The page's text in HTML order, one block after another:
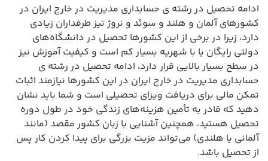
ادامه تحصیل در رشته ی حسابداری مدیریت در خارج ایران در
کشورهای آلمان و هلند و سوئد و نروژ نیز طرفداران زیادی
دارد، زیرا در برخی از این کشورها تحصیل در دانشگاه‌های
دولتی رایگان یا با شهریه بسیار کم است و کیفیت آموزش نیز
در سطح بسیار بالایی قرار دارد، ادامه تحصیل در رشته ی
حسابداری مدیریت در خارج ایران در این کشورها نیازمند اثبات
تمکن مالی برای دریافت ویزای تحصیلی است و شما باید نشان
دهید که قادر به تأمین هزینه‌های زندگی خود در طول دوره
تحصیل هستید، همچنین آشنایی با زبان کشور مقصد (مانند
آلمانی یا هلندی) می‌تواند مزیت بزرگی برای پیدا کردن کار پس
از تحصیل باشد.